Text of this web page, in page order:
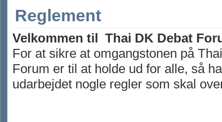
Reglement
Velkommen til Thai DK Debat
For at sikre at omgangstonen på
Forum er til at holde ud for alle, så
udarbejdet nogle regler som skal